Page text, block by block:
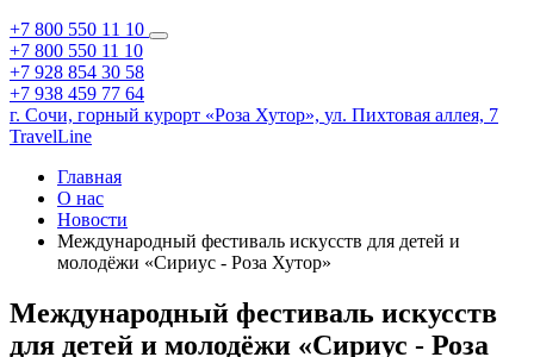
+7 800 550 11 10
+7 800 550 11 10
+7 928 854 30 58
+7 938 459 77 64
г. Сочи, горный курорт «Роза Хутор», ул. Пихтовая аллея, 7
TravelLine
Главная
О нас
Новости
Международный фестиваль искусств для детей и
молодёжи «Сириус - Роза Хутор»
Международный фестиваль искусств
для детей и молодёжи «Сириус - Роза